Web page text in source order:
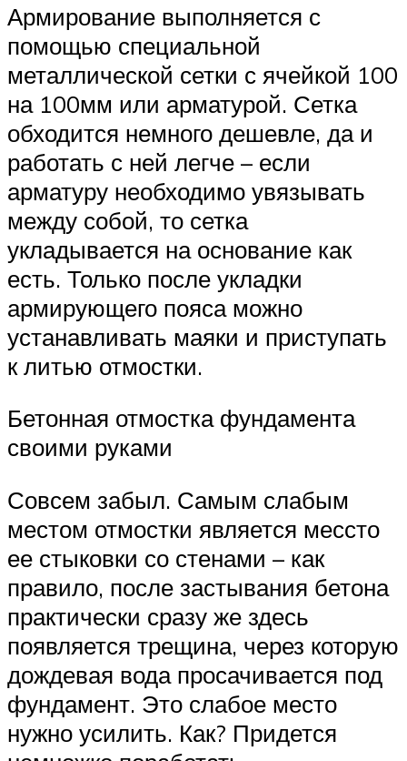
Армирование выполняется с
помощью специальной
металлической сетки с ячейкой 100
на 100мм или арматурой. Сетка
обходится немного дешевле, да и
работать с ней легче – если
арматуру необходимо увязывать
между собой, то сетка
укладывается на основание как
есть. Только после укладки
армирующего пояса можно
устанавливать маяки и приступать
к литью отмостки.
Бетонная отмостка фундамента
своими руками
Совсем забыл. Самым слабым
местом отмостки является мессто
ее стыковки со стенами – как
правило, после застывания бетона
практически сразу же здесь
появляется трещина, через которую
дождевая вода просачивается под
фундамент. Это слабое место
нужно усилить. Как? Придется